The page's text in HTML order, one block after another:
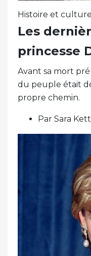
Histoire et culture
Les
princesse
Avant sa mort
du peuple était
propre chemin.
Par Sara